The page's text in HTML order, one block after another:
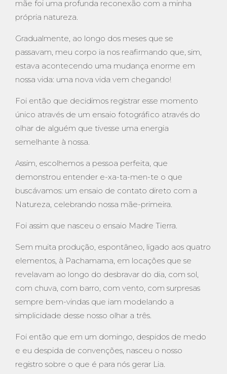
mãe foi uma profunda reconexão com a minha
própria natureza.
Gradualmente, ao longo dos meses que se
passavam, meu corpo ia nos reafirmando que, sim,
estava acontecendo uma mudança enorme em
nossa vida: uma nova vida vem chegando!
Foi então que decidimos registrar esse momento
único através de um ensaio fotográfico através do
olhar de alguém que tivesse uma energia
semelhante à nossa.
Assim, escolhemos a pessoa perfeita, que
demonstrou entender e-xa-ta-men-te o que
buscávamos: um ensaio de contato direto com a
Natureza, celebrando nossa mãe-primeira.
Foi assim que nasceu o ensaio Madre Tierra.
Sem muita produção, espontâneo, ligado aos quatro
elementos, à Pachamama, em locações que se
revelavam ao longo do desbravar do dia, com sol,
com chuva, com barro, com vento, com surpresas
sempre bem-vindas que iam modelando a
simplicidade desse nosso olhar a três.
Foi então que em um domingo, despidos de medo
e eu despida de convenções, nasceu o nosso
registro sobre o que é para nós gerar Lia.